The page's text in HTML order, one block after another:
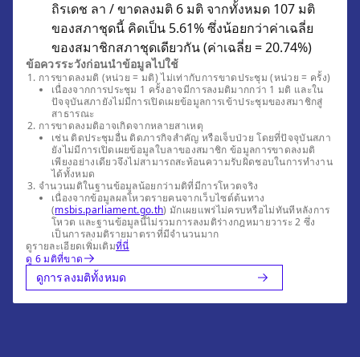
ถิรเดช ลา / ขาดลงมติ 6 มติ จากทั้งหมด 107 มติ
ของสภาชุดนี้ คิดเป็น 5.61% ซึ่งน้อยกว่าค่าเฉลี่ย
ของสมาชิกสภาชุดเดียวกัน (ค่าเฉลี่ย = 20.74%)
ข้อควรระวังก่อนนำข้อมูลไปใช้
การขาดลงมติ (หน่วย = มติ) ไม่เท่ากับการขาดประชุม (หน่วย = ครั้ง)
เนื่องจากการประชุม 1 ครั้งอาจมีการลงมติมากกว่า 1 มติ และใน
ปัจจุบันสภายังไม่มีการเปิดเผยข้อมูลการเข้าประชุมของสมาชิกสู่
สาธารณะ
การขาดลงมติอาจเกิดจากหลายสาเหตุ
เช่น ติดประชุมอื่น ติดภารกิจสำคัญ หรือเจ็บป่วย โดยที่ปัจจุบันสภา
ยังไม่มีการเปิดเผยข้อมูลใบลาของสมาชิก ข้อมูลการขาดลงมติ
เพียงอย่างเดียวจึงไม่สามารถสะท้อนความรับผิดชอบในการทำงาน
ได้ทั้งหมด
จำนวนมติในฐานข้อมูลน้อยกว่ามติที่มีการโหวตจริง
เนื่องจากข้อมูลผลโหวตรายคนจากเว็บไซต์ต้นทาง
(msbis.parliament.go.th) มักเผยแพร่ไม่ครบหรือไม่ทันทีหลังการ
โหวต และฐานข้อมูลนี้ไม่รวมการลงมติร่างกฎหมายวาระ 2 ซึ่ง
เป็นการลงมติรายมาตราที่มีจำนวนมาก
ดูรายละเอียดเพิ่มเติมที่นี่
ดู 6 มติที่ขาด
ดูการลงมติทั้งหมด